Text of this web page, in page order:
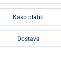
Kako platiti
Dostava